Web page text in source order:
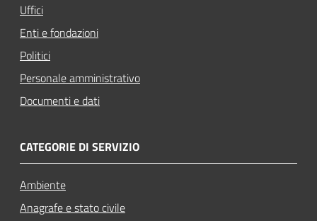
Uffici
Enti e fondazioni
Politici
Personale amministrativo
Documenti e dati
CATEGORIE DI SERVIZIO
Ambiente
Anagrafe e stato civile